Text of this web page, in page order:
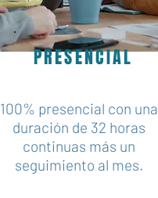
PRESENCIAL
100% presencial con una
duración de 32 horas
continuas más un
seguimiento al mes.